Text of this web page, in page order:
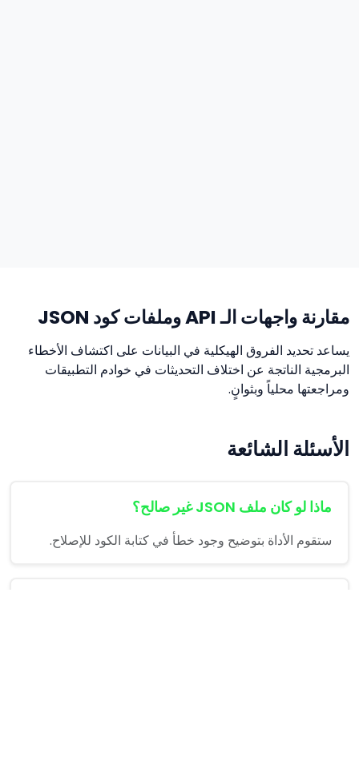
مقارنة واجهات الـ API وملفات كود JSON
يساعد تحديد الفروق الهيكلية في البيانات على اكتشاف الأخطاء
البرمجية الناتجة عن اختلاف التحديثات في خوادم التطبيقات
ومراجعتها محلياً وبثوانٍ.
الأسئلة الشائعة
ماذا لو كان ملف JSON غير صالح؟
ستقوم الأداة بتوضيح وجود خطأ في كتابة الكود للإصلاح.